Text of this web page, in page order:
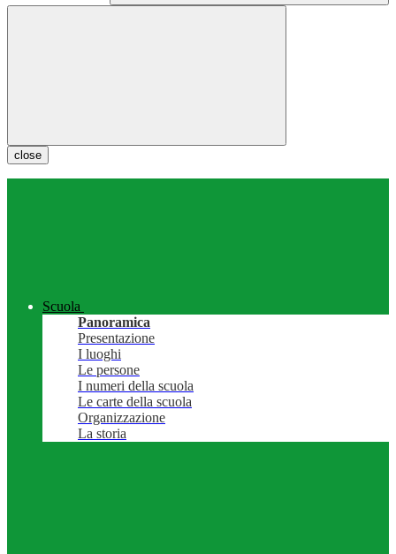
close
Scuola
Panoramica
Presentazione
I luoghi
Le persone
I numeri della scuola
Le carte della scuola
Organizzazione
La storia